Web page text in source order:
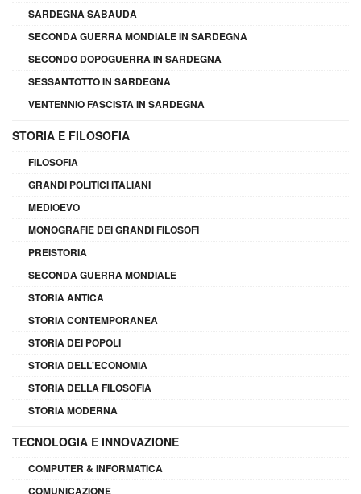
SARDEGNA SABAUDA
SECONDA GUERRA MONDIALE IN SARDEGNA
SECONDO DOPOGUERRA IN SARDEGNA
SESSANTOTTO IN SARDEGNA
VENTENNIO FASCISTA IN SARDEGNA
STORIA E FILOSOFIA
FILOSOFIA
GRANDI POLITICI ITALIANI
MEDIOEVO
MONOGRAFIE DEI GRANDI FILOSOFI
PREISTORIA
SECONDA GUERRA MONDIALE
STORIA ANTICA
STORIA CONTEMPORANEA
STORIA DEI POPOLI
STORIA DELL'ECONOMIA
STORIA DELLA FILOSOFIA
STORIA MODERNA
TECNOLOGIA E INNOVAZIONE
COMPUTER & INFORMATICA
COMUNICAZIONE